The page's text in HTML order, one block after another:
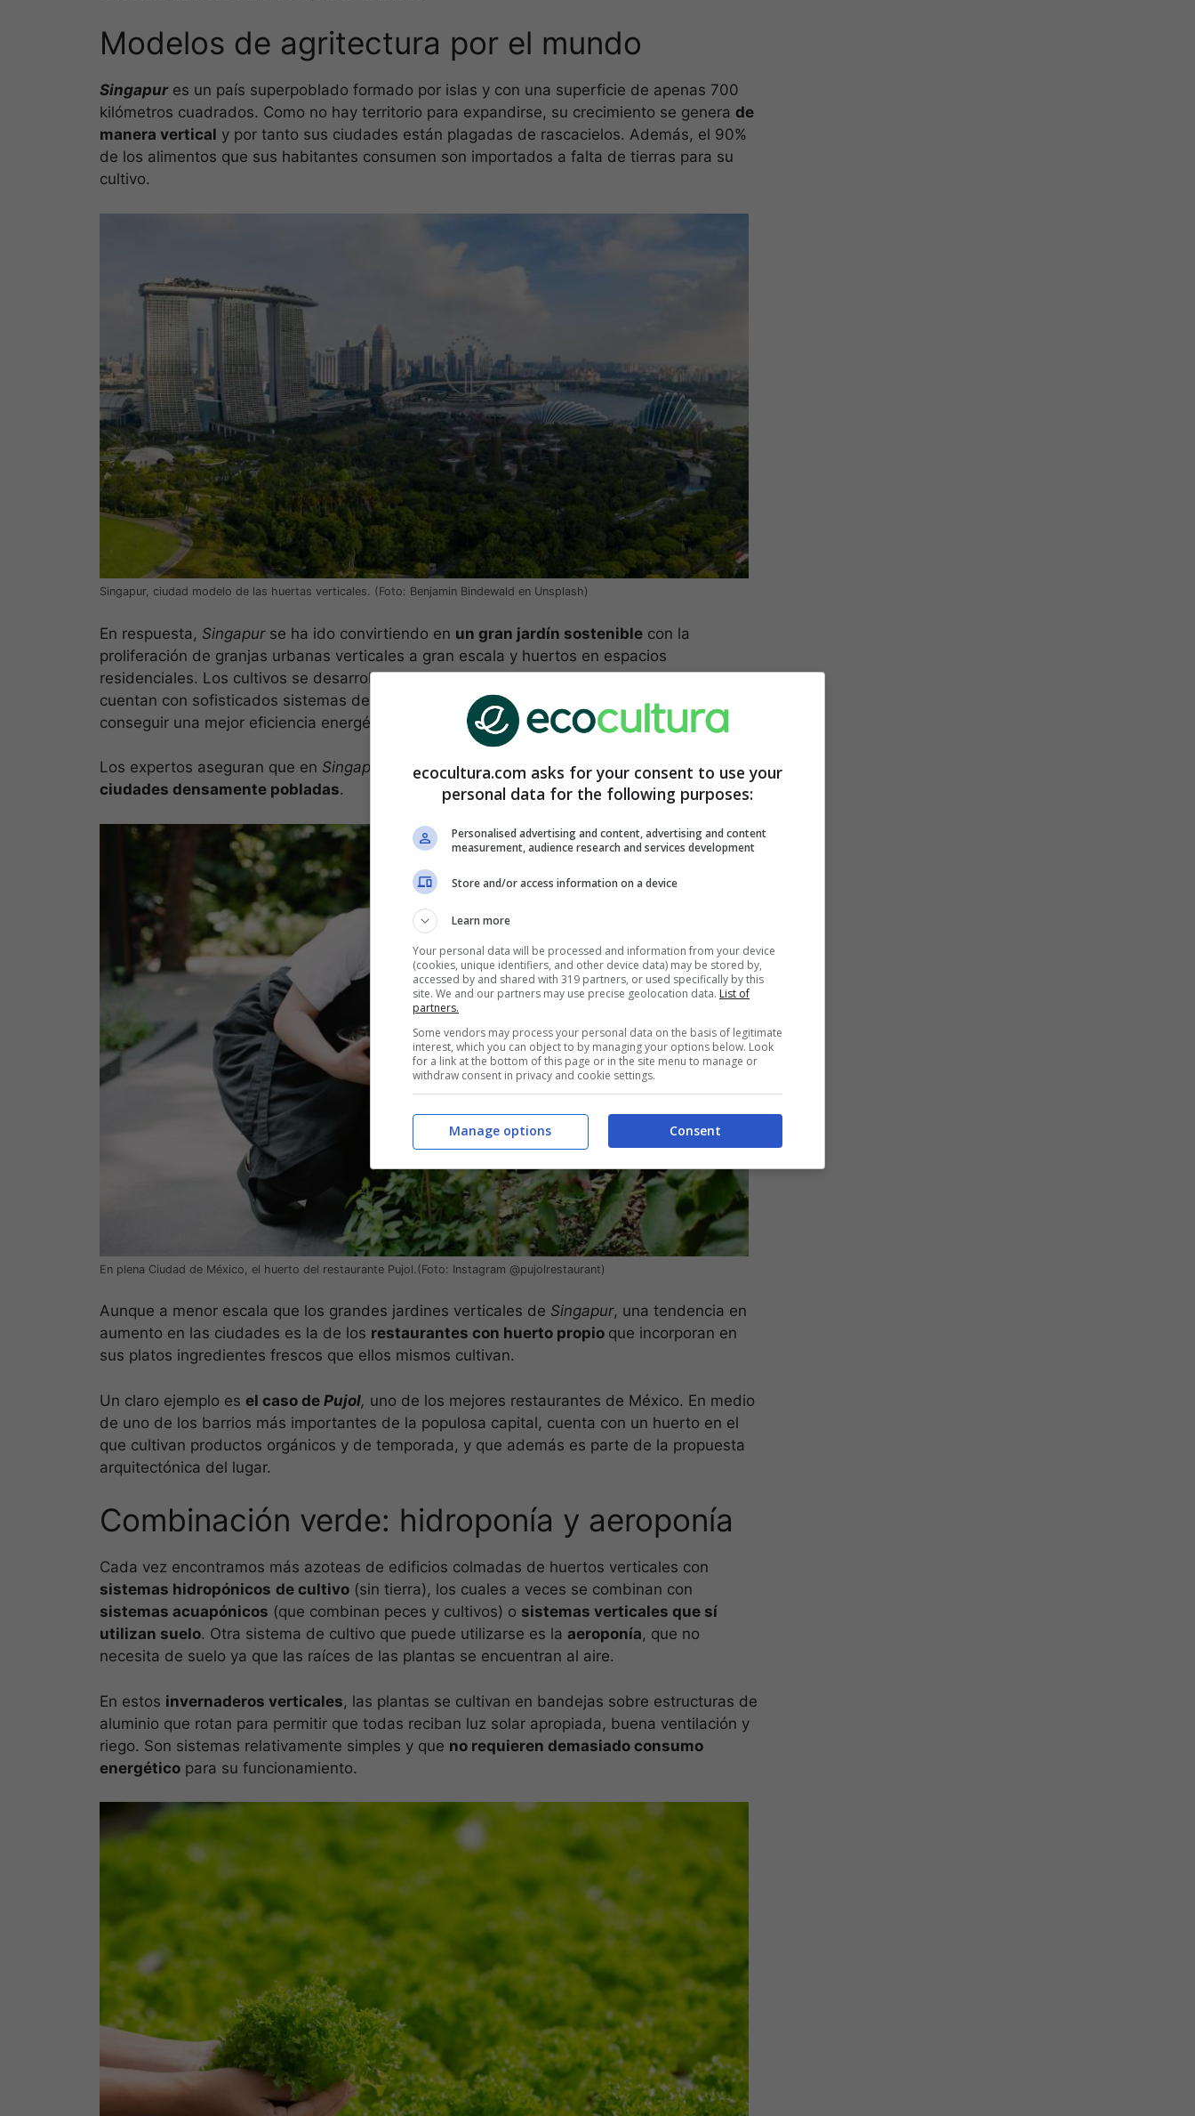
Modelos de agritectura por el mundo
Singapures un país superpoblado formado por islas y con una superficie de apenas 700
kilómetros cuadrados. Como no hay territorio para expandirse, su crecimiento se genera de
manera vertical y por tanto sus ciudades están plagadas de rascacielos. Además, el 90%
de los alimentos que sus habitantes consumen son importados a falta de tierras para su
cultivo.
Singapur, ciudad modelo de las huertas verticales. (Foto: Benjamin Bindewald en Unsplash)
En respuesta, Singapurse ha ido convirtiendo en un gran jardín sostenible con la
proliferación de granjas urbanas verticales a gran escala y huertos en espacios
residenciales. Los cultivos se desarrollan tanto dentro y como fuera de los edificios, y
cuentan con sofisticados sistemas de riego y electricidad para evitar el derroche del agua y
conseguir una mejor eficiencia energética.
Los expertos aseguran que en Singapur estamos viendolo que podría suceder en breve en
ciudades densamente pobladas.
En plena Ciudad de México, el huerto del restaurante Pujol.(Foto: Instagram @pujolrestaurant)
Aunque a menor escala que los grandes jardines verticales de Singapur, una tendencia en
aumento en las ciudades es la de los restaurantes con huerto propio que incorporan en
sus platos ingredientes frescos que ellos mismos cultivan.
Un claro ejemplo es el caso de Pujol, uno de los mejores restaurantes de México. En medio
de uno de los barrios más importantes de la populosa capital, cuenta con un huerto en el
que cultivan productos orgánicos y de temporada, y que además es parte de la propuesta
arquitectónica del lugar.
Combinación verde: hidroponía y aeroponía
Cada vez encontramos más azoteas de edificios colmadas de huertos verticales con
sistemas hidropónicos de cultivo (sin tierra), los cuales a veces se combinan con
sistemas acuapónicos (que combinan peces y cultivos) o sistemas verticales que sí
utilizan suelo. Otra sistema de cultivo que puede utilizarse es la aeroponía, que no
necesita de suelo ya que las raíces de las plantas se encuentran al aire.
En estos invernaderos verticales, las plantas se cultivan en bandejas sobre estructuras de
aluminio que rotan para permitir que todas reciban luz solar apropiada, buena ventilación y
riego. Son sistemas relativamente simples y que no requieren demasiado consumo
energético para su funcionamiento.
ecocultura.com asks for your consent to use your
personal data for the following purposes:
Personalised advertising and content, advertising and content
measurement, audience research and services development
Store and/or access information on a device
Learn more
Your personal data will be processed and information from your device
(cookies, unique identifiers, and other device data) may be stored by,
accessed by and shared with 319 partners, or used specifically by this
site. We and our partners may use precise geolocation data. List of
partners.
Some vendors may process your personal data on the basis of legitimate
interest, which you can object to by managing your options below. Look
for a link at the bottom of this page or in the site menu to manage or
withdraw consent in privacy and cookie settings.
Consent
Manage options